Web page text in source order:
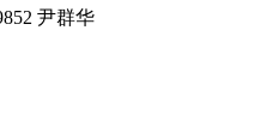
尹群华